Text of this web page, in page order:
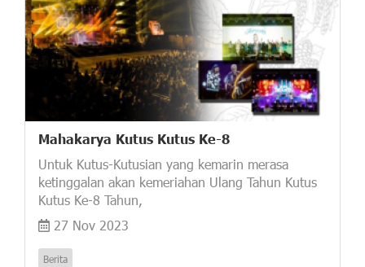
Mahakarya Kutus Kutus Ke-8
Untuk Kutus-Kutusian yang kemarin merasa
ketinggalan akan kemeriahan Ulang Tahun Kutus
Kutus Ke-8 Tahun,
27 Nov 2023
Berita